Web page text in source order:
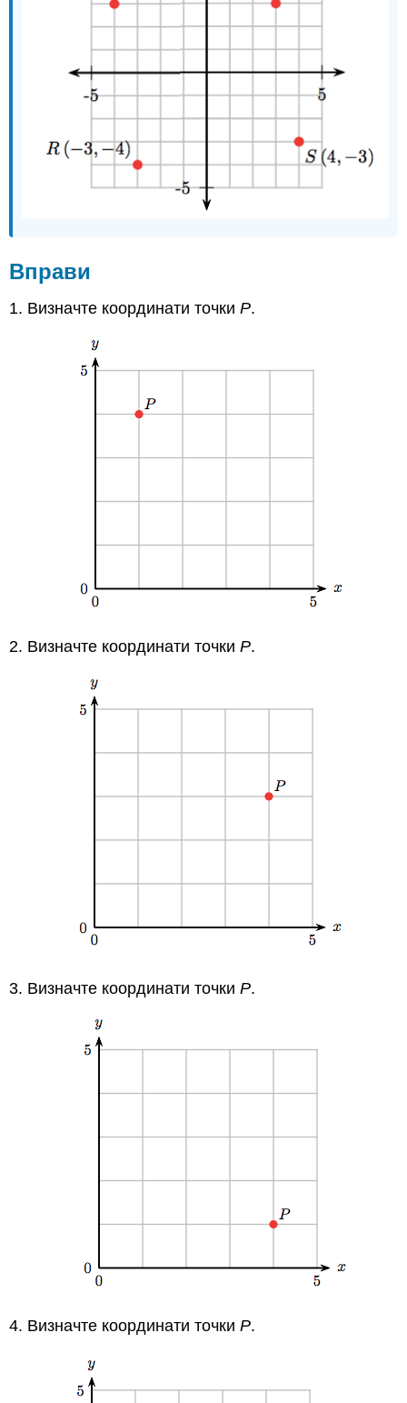
Вправи
1. Визначте координати точкиР.
2. Визначте координати точкиР.
3. Визначте координати точкиР.
4. Визначте координати точкиР.